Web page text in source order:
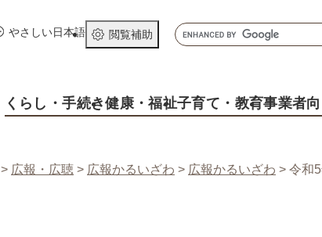
やさしい日本語 閲覧補助
キ
ー
ド
くらし ・手続き健康 ・福祉子育て ・教育事業者
> 広報・広聴 > 広報かるいざわ > 広報かるいざわ > 令和